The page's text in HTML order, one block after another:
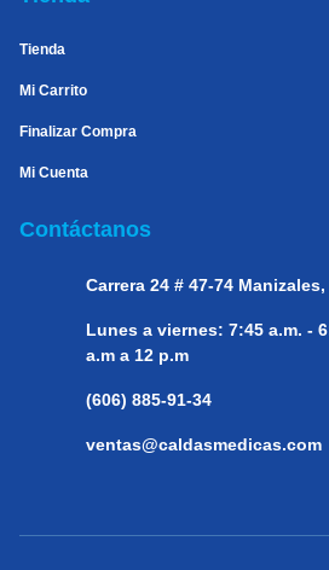
Tienda
Mi Carrito
Finalizar Compra
Mi Cuenta
Contáctanos
Carrera 24 # 47-74
Lunes a viernes: 7:45 a.m. -
a.m a 12 p.m
(606) 885-91-34
ventas@caldasmedicas.com